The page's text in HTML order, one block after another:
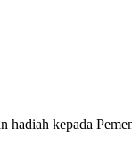
hadiah kepada